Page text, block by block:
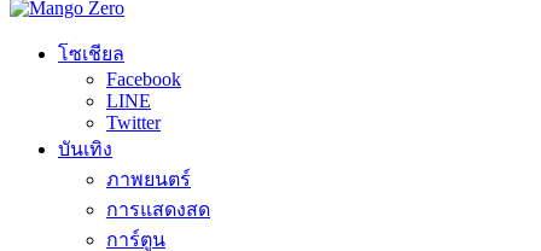
โซเชียล
Facebook
LINE
Twitter
บันเทิง
ภาพยนตร์
การแสดงสด
การ์ตูน